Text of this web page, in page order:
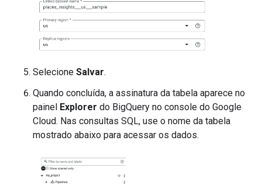
Selecione Salvar.
Quando concluída, a assinatura da tabela aparece no
painel Explorer do BigQuery no console do Google
Cloud. Nas consultas SQL, use o nome da tabela
mostrado abaixo para acessar os dados.